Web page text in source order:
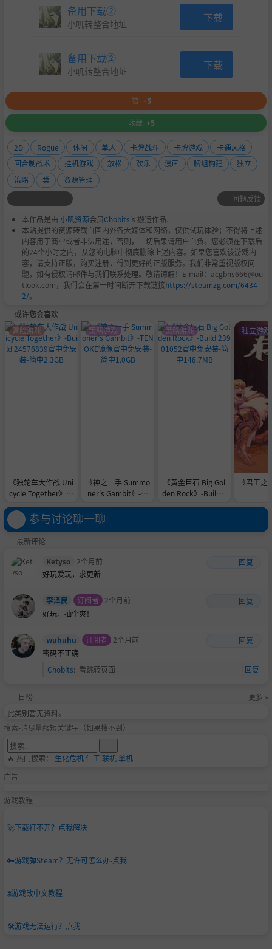
多维进化，自由构筑：
通过等级、品质、星级的深度合成系统，亲手培养你独一无
二的王牌角色。
如果，能重来：
大家梦想的“重生系统”，它带着笑容来临了！
当你还在为“抽不到想要的角色而犯愁”？系统给你加保
底！“抽奖的次数不够多？”系统给你加奖励！“关卡太难
打不过？”系统给你发补助！“角色长得不够帅？”系统给
你换角色！……
系统开启，爽玩就对了！
兄弟，敢不敢来《欧皇VS非酋》验个货？
自己玩，不如叫兄弟一起玩，是时候证明大家的血统了！
常驻笑容秘诀：看兄弟玩，看主播玩，自己悄悄玩！—— 来
自天蓝蓝实测！
写在最后：
如果喜欢本游戏，请一定添加一下愿望单+点击关注！助力
备用下载②
小叽转整合地址 下载
备用下载②
小叽转整合地址 下载
赞 +5
收藏 +5
2D Rogue 休闲 单人 卡牌战斗 卡牌游戏
卡通风格
回合制战术
挂机游戏 放松 欢乐 漫画 牌组构建
独立
策略
类
资源管理
问题反馈
本作品是由 小叽资源会员Chobits's 搬运作品.
本站提供的资源转载自国内外各大媒体和网络，仅供试玩体验；不得将上述
内容用于商业或者非法用途，否则，一切后果请用户自负。您必须在下载后
的24个小时之内，从您的电脑中彻底删除上述内容。如果您喜欢该游戏内
容，请支持正版，购买注册，得到更好的正版服务。我们非常重视版权问
题，如有侵权请邮件与我们联系处理。敬请谅解！E-mail：acgbns666@ou
tlook.com，我们会在第一时间断开下载链接https://steamzg.com/6434
2/。
或许您会喜欢
《独轮车大作战 Uni
cycle Together》-B
免安装-简中2.3GB
冒险游戏
《神之一手 Summo
ner's Gambit》-TE
装-简中1.0GB
策略游戏
《黄金巨石 Big Gol
den Rock》-Build 2
策略游戏
《君王
独立游戏
参与讨论聊一聊
最新评论
Ketyso
2个月前
回复
好玩爱玩，求更新
李泽民 订阅者 2个月前
回复
好玩，抽个爽！
wuhuhu 订阅者 2个月前
回复
密码不正确
Chobits: 看跳转页面 回复
日榜
更多 »
此类别暂无资料。
搜索-请尽量缩短关键字（如果搜不到）
🔥 热门搜索： 生化危机仁王 联机单机
广告
游戏教程
🚀下载打不开？点我解决
🔑游戏弹Steam？无许可怎么办-点我
🌐游戏改中文教程
🛠️游戏无法运行？点我